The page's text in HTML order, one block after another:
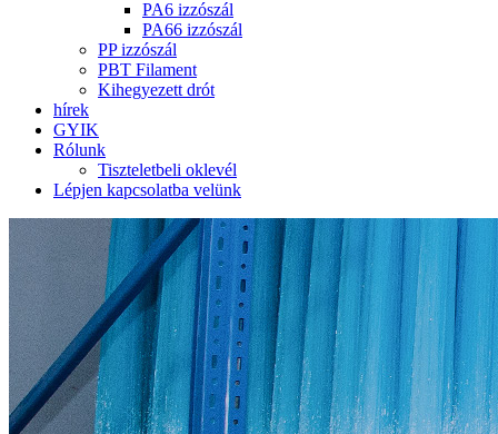
PA6 izzószál
PA66 izzószál
PP izzószál
PBT Filament
Kihegyezett drót
hírek
GYIK
Rólunk
Tiszteletbeli oklevél
Lépjen kapcsolatba velünk